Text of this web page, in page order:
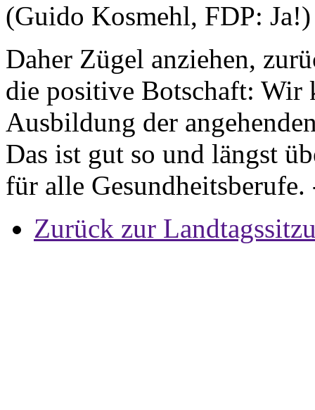
(Guido Kosmehl, FDP: Ja!)
Daher Zügel anziehen,
die positive Botschaft: Wir
Ausbildung der
Das ist gut so und längst
für alle
Zurück zur